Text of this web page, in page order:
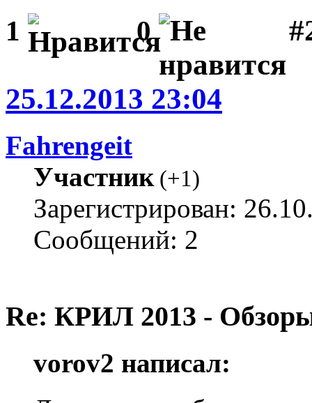
1 0
25.12.2013 23:04
Fahrengeit
Участник(+1)
Зарегистрирован:
Сообщений: 2
Re: КРИЛ 2013 -
vorov2 написал: